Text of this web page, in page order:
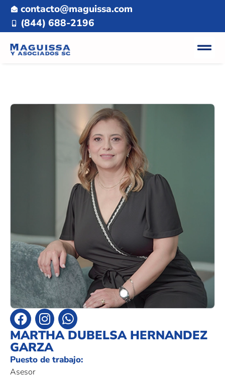
contacto@maguissa.com
(844) 688-2196
MARTHA DUBELSA HERNANDEZ
GARZA
Puesto de trabajo:
Asesor